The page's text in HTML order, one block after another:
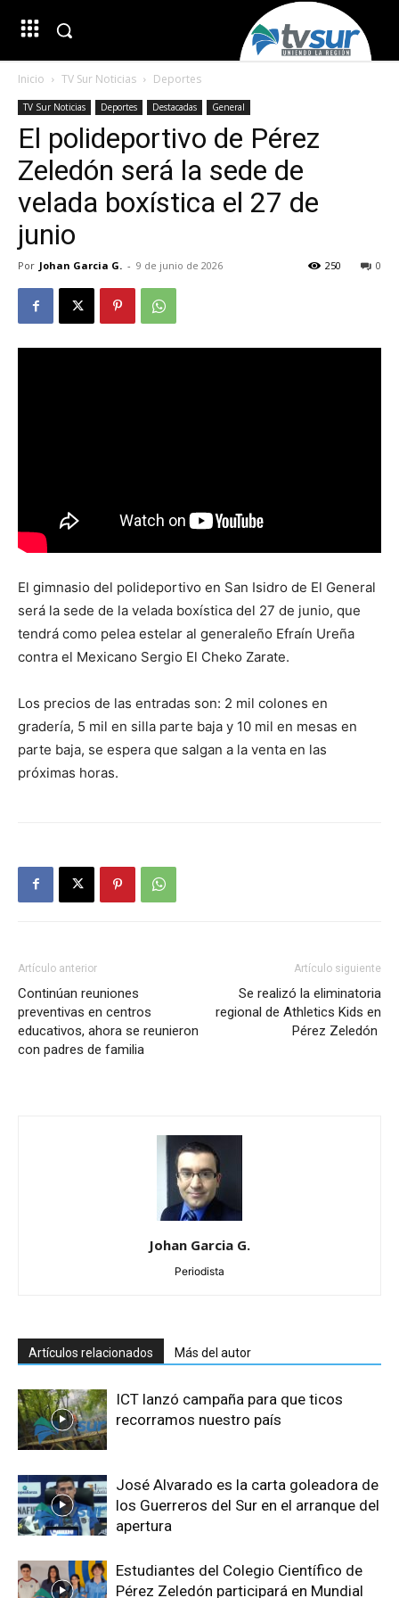
Inicio TV Sur Noticias Deportes
TV Sur Noticias Deportes Destacadas General
El polideportivo de Pérez
Zeledón será la sede de
velada boxística el 27 de
junio
Por Johan Garcia G. - 9 de junio de 2026 0
250
El gimnasio del polideportivo en San Isidro de El General
será la sede de la velada boxística del 27 de junio, que
tendrá como pelea estelar al generaleño Efraín Ureña
contra el Mexicano Sergio El Cheko Zarate.
Los precios de las entradas son: 2 mil colones en
gradería, 5 mil en silla parte baja y 10 mil en mesas en
parte baja, se espera que salgan a la venta en las
próximas horas.
Artículo anterior
Continúan reuniones
preventivas en centros
educativos, ahora se reunieron
con padres de familia
Artículo siguiente
Se realizó la eliminatoria
regional de Athletics Kids en
Pérez Zeledón
Johan Garcia G.
Periodista
Artículos relacionados Más del autor
ICT lanzó campaña para que ticos
recorramos nuestro país
José Alvarado es la carta goleadora de
los Guerreros del Sur en el arranque del
apertura
Estudiantes del Colegio Científico de
Pérez Zeledón participará en Mundial